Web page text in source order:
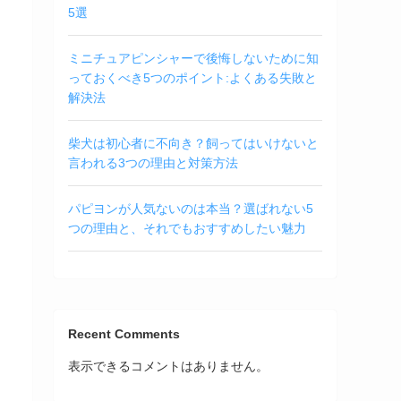
5選
ミニチュアピンシャーで後悔しないために知
っておくべき5つのポイント:よくある失敗と
解決法
柴犬は初心者に不向き？飼ってはいけないと
言われる3つの理由と対策方法
パピヨンが人気ないのは本当？選ばれない5
つの理由と、それでもおすすめしたい魅力
Recent Comments
表示できるコメントはありません。